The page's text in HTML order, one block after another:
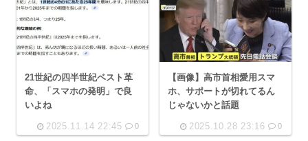
21世紀の四半世紀ベスト革
命、「スマホの発明」で良
いよね
2025.11.14 22:45 0
【画像】高市首相愛用スマ
ホ、サポートが切れてるん
じゃないかと話題
2025.10.28 23:16 0